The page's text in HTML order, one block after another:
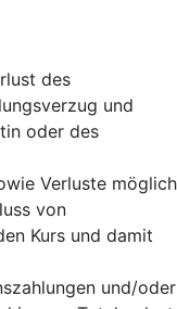
des
und
oder des
Verluste möglich
von
Kurs und damit
und/oder